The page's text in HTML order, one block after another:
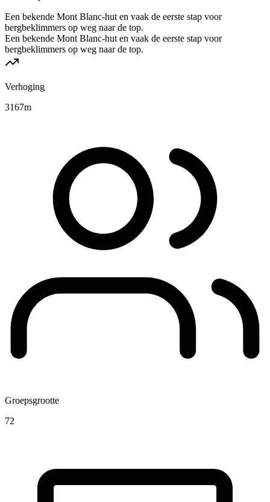
Een bekende Mont Blanc-hut en vaak de eerste stap voor
bergbeklimmers op weg naar de top.
Een bekende Mont Blanc-hut en vaak de eerste stap voor
bergbeklimmers op weg naar de top.
Verhoging
3167m
Groepsgrootte
72